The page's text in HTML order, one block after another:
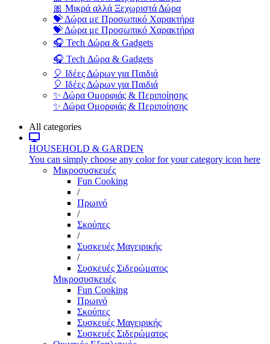
🎀 Μικρά αλλά Ξεχωριστά Δώρα
💝 Δώρα με Προσωπικό Χαρακτήρα
💝 Δώρα με Προσωπικό Χαρακτήρα
🎧 Tech Δώρα & Gadgets
🎧 Tech Δώρα & Gadgets
🎈 Ιδέες Δώρων για Παιδιά
🎈 Ιδέες Δώρων για Παιδιά
✨ Δώρα Ομορφιάς & Περιποίησης
✨ Δώρα Ομορφιάς & Περιποίησης
All categories
HOUSEHOLD & GARDEN
You can simply choose any color for your category icon here
Μικροσυσκευές
Fun Cooking
/
Πρωινό
/
Σκούπες
/
Συσκευές Μαγειρικής
/
Συσκευές Σιδερώματος
Μικροσυσκευές
Fun Cooking
Πρωινό
Σκούπες
Συσκευές Μαγειρικής
Συσκευές Σιδερώματος